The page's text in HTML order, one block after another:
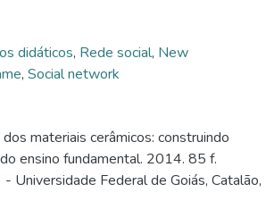
didáticos, Rede social, New
, Social network
materiais cerâmicos: construindo
ensino fundamental. 2014. 85 f.
Universidade Federal de Goiás, Catalão,